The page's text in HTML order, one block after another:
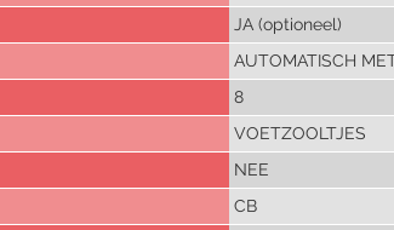
JA (optioneel)
AUTOMATISCH
8
VOETZOOLTJES
NEE
CB